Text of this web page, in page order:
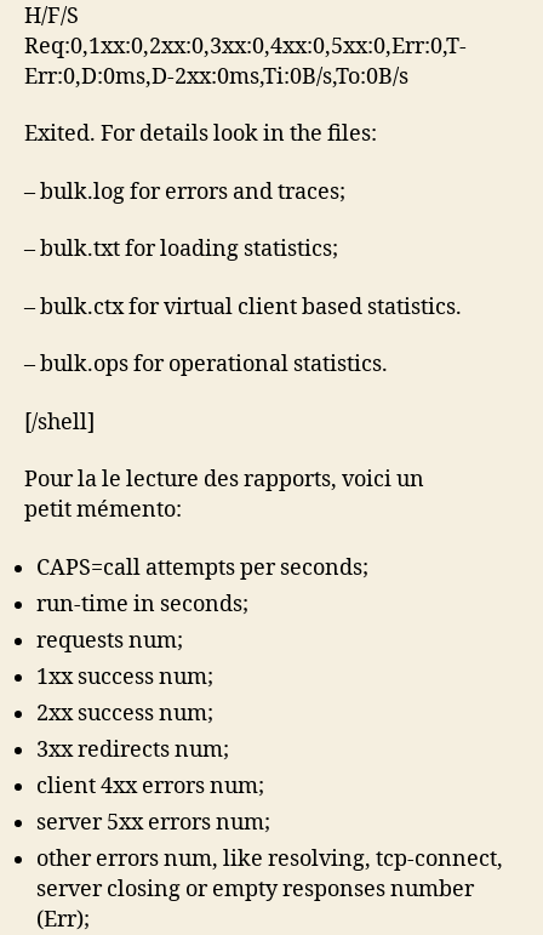
H/F/S
Req:0,1xx:0,2xx:0,3xx:0,4xx:0,5xx:0,Err:0,T-
Err:0,D:0ms,D-2xx:0ms,Ti:0B/s,To:0B/s
Exited. For details look in the files:
– bulk.log for errors and traces;
– bulk.txt for loading statistics;
– bulk.ctx for virtual client based statistics.
– bulk.ops for operational statistics.
[/shell]
Pour la le lecture des rapports, voici un
petit mémento:
CAPS=call attempts per seconds;
run-time in seconds;
requests num;
1xx success num;
2xx success num;
3xx redirects num;
client 4xx errors num;
server 5xx errors num;
other errors num, like resolving, tcp-connect,
server closing or empty responses number
(Err);